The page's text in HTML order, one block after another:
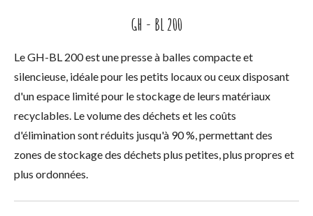
GH - BL 200
Le GH-BL 200 est une presse à balles compacte et
silencieuse, idéale pour les petits locaux ou ceux disposant
d'un espace limité pour le stockage de leurs matériaux
recyclables. Le volume des déchets et les coûts
d'élimination sont réduits jusqu'à 90 %, permettant des
zones de stockage des déchets plus petites, plus propres et
plus ordonnées.